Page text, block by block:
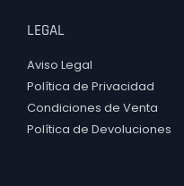
LEGAL
Aviso Legal
Política de Privacidad
Condiciones de Venta
Política de Devoluciones